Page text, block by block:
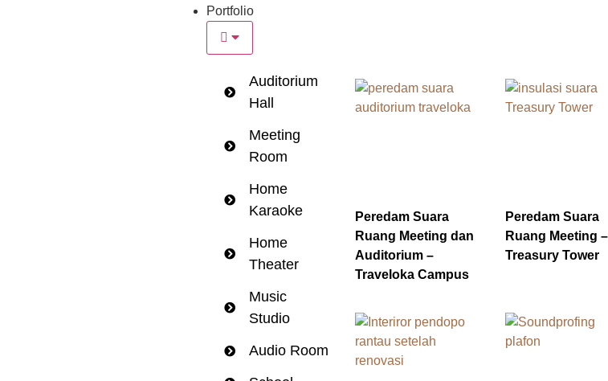
Portfolio
Auditorium
Hall
Meeting
Room
Home
Karaoke
Home
Theater
Music
Studio
Audio Room
Peredam Suara
Ruang Meeting dan
Auditorium –
Traveloka Campus
Peredam Suara
Ruang Meeting –
Treasury Tower